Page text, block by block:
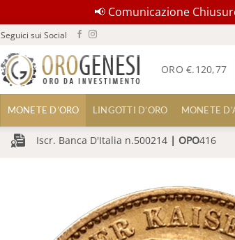
📢 Comunicazione
Seguici sui Social
ORO €.120,77
MONETE D’ORO LINGOTTI D’ORO MONETE
Iscr. Banca D'Italia n.500214 | OPO416